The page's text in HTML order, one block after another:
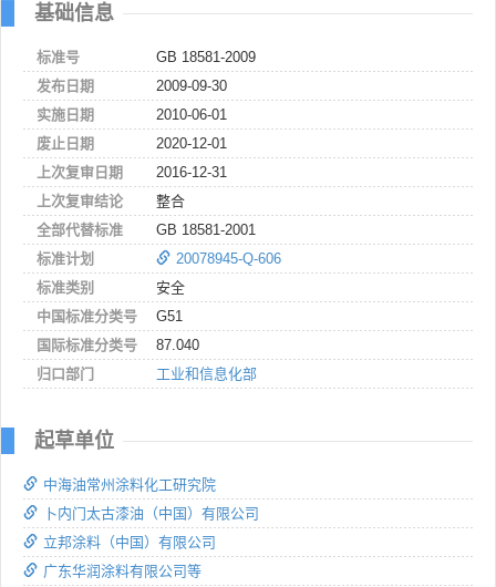
基础信息
标准号
GB 18581-2009
发布日期
2009-09-30
实施日期
2010-06-01
废止日期
2020-12-01
上次复审日期
2016-12-31
上次复审结论
整合
全部代替标准
GB 18581-2001
标准计划
20078945-Q-606
标准类别
安全
中国标准分类号
G51
国际标准分类号
87.040
归口部门
工业和信息化部
起草单位
中海油常州涂料化工研究院
卜内门太古漆油（中国）有限公司
立邦涂料（中国）有限公司
广东华润涂料有限公司等